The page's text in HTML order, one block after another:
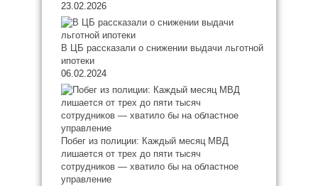
23.02.2026
В ЦБ рассказали о снижении выдачи льготной
ипотеки
06.02.2024
Побег из полиции: Каждый месяц МВД
лишается от трех до пяти тысяч
сотрудников — хватило бы на областное
управление